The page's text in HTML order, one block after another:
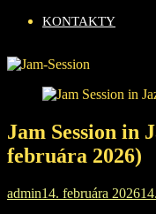
KONTAKTY
Jam Session in
februára 2026)
admin14. februára 2026